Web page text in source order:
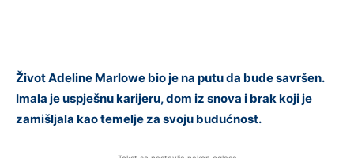
Život Adeline Marlowe bio je na putu da bude savršen.
Imala je uspješnu karijeru, dom iz snova i brak koji je
zamišljala kao temelje za svoju budućnost.